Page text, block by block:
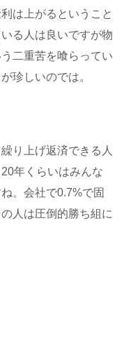
は上がるということ
る人は良いですが物
二重苦を喰らってい
珍しいのでは。
り上げ返済できる人
年くらいはみんな
。会社で0.7%で固
人は圧倒的勝ち組に